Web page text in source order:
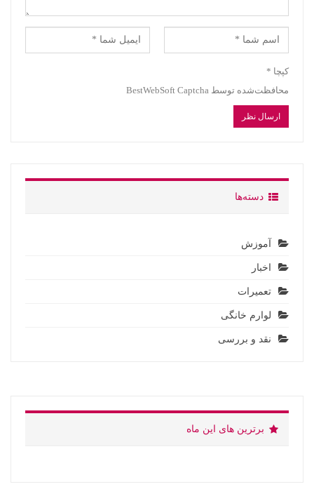
کپچا *
محافظت‌شده توسط BestWebSoft Captcha
دسته‌ها
آموزش
اخبار
تعمیرات
لوارم خانگی
نقد و بررسی
برترین های این ماه